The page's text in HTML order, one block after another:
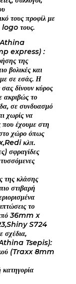
τους προφίλ με
logo τους.
Athina
express) :
της
βολικές και
σε εσάς. Η
δίνουν κύρος
ακριβώς το
σε συνδυασμό
χωρίς να
που έχουμε στη
χώρο όπως
κλπ.
σφραγίδες
της κλάσης
στιβαρή
το
από 36mm x
S724
σχέδια,
Athina Tsepis):
(Traxx 8mm
κατηγορία